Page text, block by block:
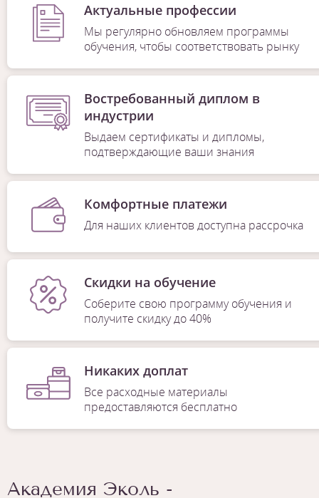
Актуальные профессии
Мы регулярно обновляем программы
обучения, чтобы соответствовать рынку
Востребованный диплом в
индустрии
Выдаем сертификаты и дипломы,
подтверждающие ваши знания
Комфортные платежи
Для наших клиентов доступна рассрочка
Скидки на обучение
Соберите свою программу обучения и
получите скидку до 40%
Никаких доплат
Все расходные материалы
предоставляются бесплатно
Академия Эколь -